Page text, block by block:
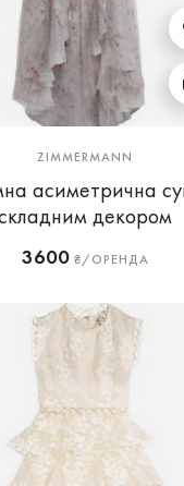
ZIMMERMANN
асиметрична
декором
3600₴/ОРЕНДА